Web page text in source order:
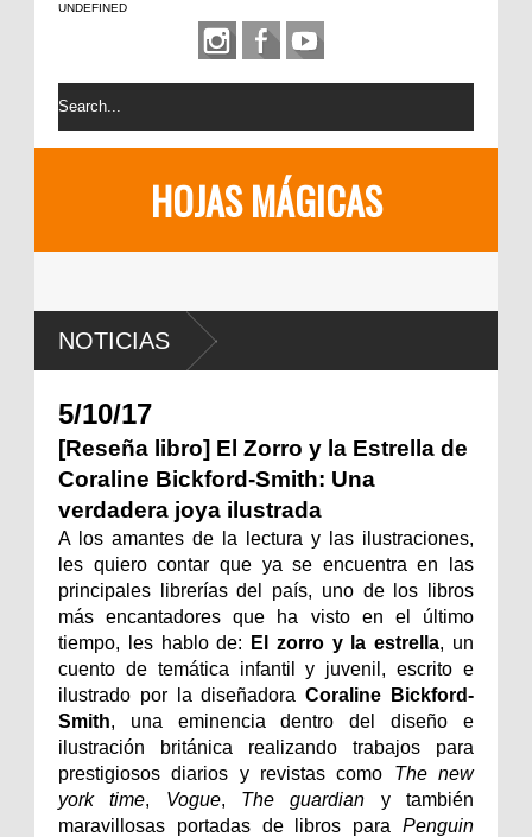
UNDEFINED
HOJAS MÁGICAS
NOTICIAS
5/10/17
[Reseña libro] El Zorro y la Estrella de
Coraline Bickford-Smith: Una
verdadera joya ilustrada
A los amantes de la lectura y las ilustraciones,
les quiero contar que ya se encuentra en las
principales librerías del país, uno de los libros
más encantadores que ha visto en el último
tiempo, les hablo de:
El zorro y la estrella, un
cuento de temática infantil y juvenil, escrito e
ilustrado por la diseñadoraCoraline Bickford-
Smith, una eminencia dentro del diseño e
ilustración británica realizando trabajos para
prestigiosos diarios y revistas como The new
york time, Vogue, The guardian y también
maravillosas portadas de libros para Penguin